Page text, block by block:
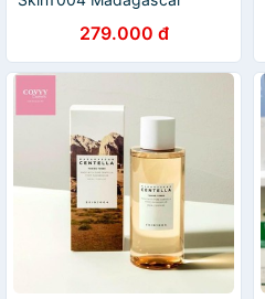
Má Phục Hồi Và Tái Tạo Da
210ml
279.000 đ